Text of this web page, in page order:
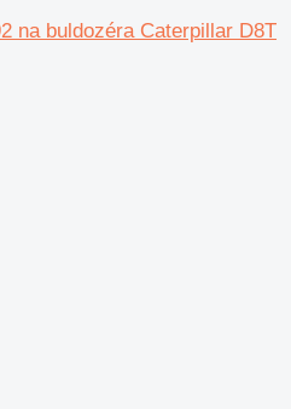
na buldozéra Caterpillar D8T